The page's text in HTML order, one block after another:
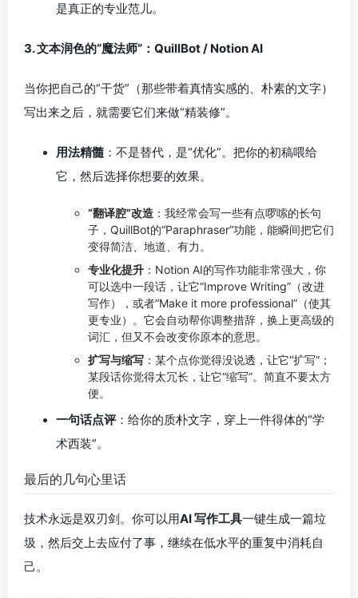
是真正的专业范儿。
3. 文本润色的“魔法师”：QuillBot / Notion AI
当你把自己的“干货”（那些带着真情实感的、朴素的文字）
写出来之后，就需要它们来做“精装修”。
用法精髓 ：不是替代，是“优化”。把你的初稿喂给
它，然后选择你想要的效果。
“翻译腔”改造 ：我经常会写一些有点啰嗦的长句
子，QuillBot的“Paraphraser”功能，能瞬间把它们
变得简洁、地道、有力。
专业化提升 ：Notion AI的写作功能非常强大，你
可以选中一段话，让它“Improve Writing”（改进
写作），或者“Make it more professional”（使其
更专业）。它会自动帮你调整措辞，换上更高级的
词汇，但又不会改变你原本的意思。
扩写与缩写 ：某个点你觉得没说透，让它“扩写”；
某段话你觉得太冗长，让它“缩写”。简直不要太方
便。
一句话点评：给你的质朴文字，穿上一件得体的“学
术西装”。
最后的几句心里话
技术永远是双刃剑。你可以用AI 写作工具一键生成一篇垃
圾，然后交上去应付了事，继续在低水平的重复中消耗自
己。